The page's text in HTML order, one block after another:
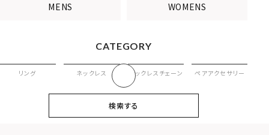
MENS WOMENS
CATEGORY
リング ネックレス ネックレスチェーン ペアアクセサリー
検索する